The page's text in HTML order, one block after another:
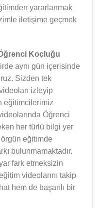
yararlanmak
iletişime geçmek
Koçluğu
aynı gün içerisinde
Sizden tek
izleyip
eğitimcilerimiz
Öğrenci
her türlü bilgi yer
eğitimde
bulunmamaktadır.
fark etmeksizin
videolarını takip
hem de başarılı bir